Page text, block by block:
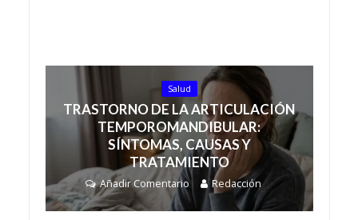
Salud
TRASTORNO DE LA ARTICULACIÓN
TEMPOROMANDIBULAR:
SÍNTOMAS, CAUSAS Y
TRATAMIENTO
Añadir Comentario Redacción